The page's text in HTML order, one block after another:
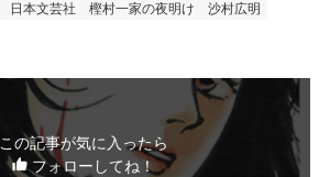
日本文芸社 樫村一家の夜明け
沙村広明
この記事が気に入ったら
フォローしてね！